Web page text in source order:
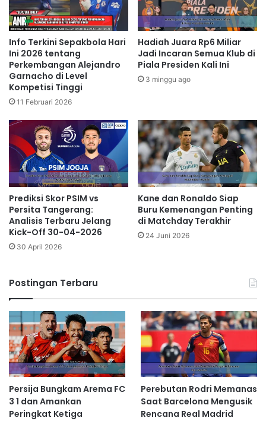
Info Terkini Sepakbola Hari
Ini 2026 tentang
Perkembangan Alejandro
Garnacho di Level
Kompetisi Tinggi
11 Februari 2026
Hadiah Juara Rp6 Miliar
Jadi Incaran Semua Klub di
Piala Presiden Kali Ini
3 minggu ago
Prediksi Skor PSIM vs
Persita Tangerang:
Analisis Terbaru Jelang
Kick-Off 30-04-2026
30 April 2026
Kane dan Ronaldo Siap
Buru Kemenangan Penting
di Matchday Terakhir
24 Juni 2026
Postingan Terbaru
Persija Bungkam Arema FC
3 1 dan Amankan
Peringkat Ketiga
Perebutan Rodri Memanas
Saat Barcelona Mengusik
Rencana Real Madrid